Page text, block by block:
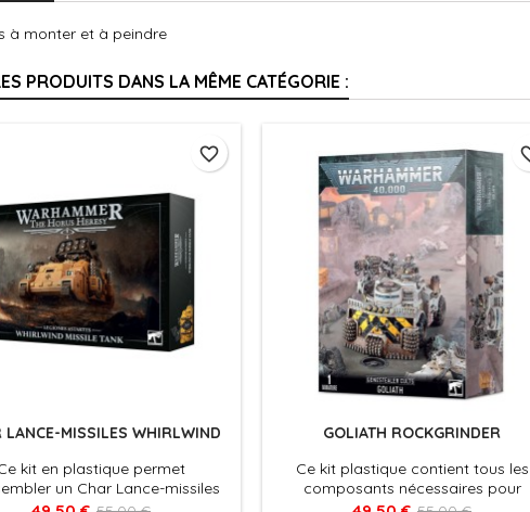
à monter et à peindre
PRODUITS DANS LA MÊME CATÉGORIE :
LANCE-MISSILES WHIRLWIND
kit en plastique permet
un Char Lance-missiles
une pièce d'artillerie mobile
favorite_border
GOLIATH ROCKGRINDER
Ce kit plastique contient tous les
composants nécessaires pour
assembler un GoliathTruck ou un